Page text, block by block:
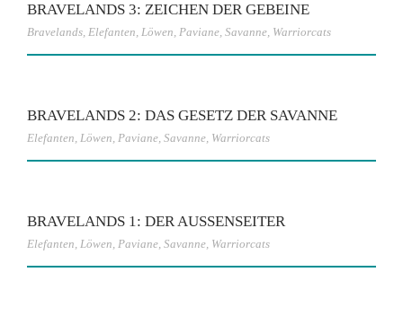
BRAVELANDS 3: ZEICHEN DER GEBEINE
Bravelands, Elefanten, Löwen, Paviane, Savanne, Warriorcats
BRAVELANDS 2: DAS GESETZ DER SAVANNE
Elefanten, Löwen, Paviane, Savanne, Warriorcats
BRAVELANDS 1: DER AUSSENSEITER
Elefanten, Löwen, Paviane, Savanne, Warriorcats